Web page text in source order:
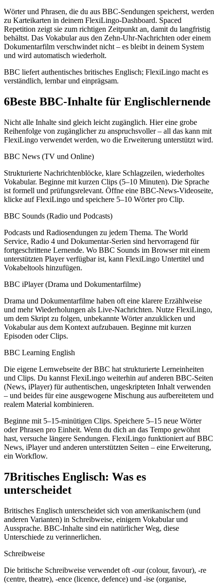
Wörter und Phrasen, die du aus BBC-Sendungen speicherst, werden
zu Karteikarten in deinem FlexiLingo-Dashboard. Spaced
Repetition zeigt sie zum richtigen Zeitpunkt an, damit du langfristig
behältst. Das Vokabular aus den Zehn-Uhr-Nachrichten oder einem
Dokumentarfilm verschwindet nicht – es bleibt in deinem System
und wird automatisch wiederholt.
BBC liefert authentisches britisches Englisch; FlexiLingo macht es
verständlich, lernbar und einprägsam.
6Beste BBC-Inhalte für Englischlernende
Nicht alle Inhalte sind gleich leicht zugänglich. Hier eine grobe
Reihenfolge von zugänglicher zu anspruchsvoller – all das kann mit
FlexiLingo verwendet werden, wo die Erweiterung unterstützt wird.
BBC News (TV und Online)
Strukturierte Nachrichtenblöcke, klare Schlagzeilen, wiederholtes
Vokabular. Beginne mit kurzen Clips (5–10 Minuten). Die Sprache
ist formell und prüfungsrelevant. Öffne eine BBC-News-Videoseite,
klicke auf FlexiLingo und speichere 5–10 Wörter pro Clip.
BBC Sounds (Radio und Podcasts)
Podcasts und Radiosendungen zu jedem Thema. The World
Service, Radio 4 und Dokumentar-Serien sind hervorragend für
fortgeschrittene Lernende. Wo BBC Sounds im Browser mit einem
unterstützten Player verfügbar ist, kann FlexiLingo Untertitel und
Vokabeltools hinzufügen.
BBC iPlayer (Drama und Dokumentarfilme)
Drama und Dokumentarfilme haben oft eine klarere Erzählweise
und mehr Wiederholungen als Live-Nachrichten. Nutze FlexiLingo,
um dem Skript zu folgen, unbekannte Wörter anzuklicken und
Vokabular aus dem Kontext aufzubauen. Beginne mit kurzen
Episoden oder Clips.
BBC Learning English
Die eigene Lernwebseite der BBC hat strukturierte Lerneinheiten
und Clips. Du kannst FlexiLingo weiterhin auf anderen BBC-Seiten
(News, iPlayer) für authentischen, ungeskripteten Inhalt verwenden
– und beides für eine ausgewogene Mischung aus aufbereitetem und
realem Material kombinieren.
Beginne mit 5–15-minütigen Clips. Speichere 5–15 neue Wörter
oder Phrasen pro Einheit. Wenn du dich an das Tempo gewöhnt
hast, versuche längere Sendungen. FlexiLingo funktioniert auf BBC
News, iPlayer und anderen unterstützten Seiten – eine Erweiterung,
ein Workflow.
7Britisches Englisch: Was es
unterscheidet
Britisches Englisch unterscheidet sich von amerikanischem (und
anderen Varianten) in Schreibweise, einigem Vokabular und
Aussprache. BBC-Inhalte sind ein natürlicher Weg, diese
Unterschiede zu verinnerlichen.
Schreibweise
Die britische Schreibweise verwendet oft -our (colour, favour), -re
(centre, theatre), -ence (licence, defence) und -ise (organise,